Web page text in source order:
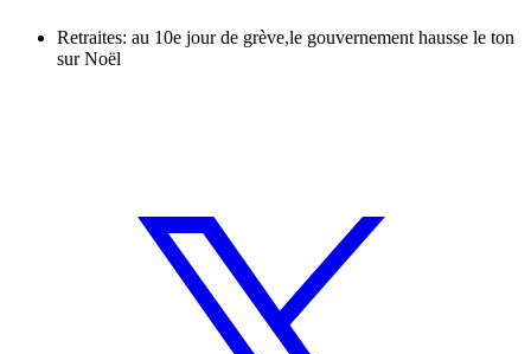
Retraites: au 10e jour de grève,le gouvernement hausse le ton
sur Noël